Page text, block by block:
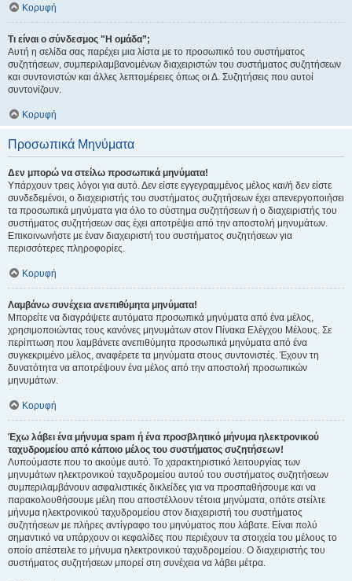
Κορυφή
Τι είναι ο σύνδεσμος "Η ομάδα”;
Αυτή η σελίδα σας παρέχει μια λίστα με το προσωπικό του συστήματος
συζητήσεων, συμπεριλαμβανομένων διαχειριστών του συστήματος συζητήσεων
και συντονιστών και άλλες λεπτομέρειες όπως οι Δ. Συζητήσεις που αυτοί
συντονίζουν.
Κορυφή
Προσωπικά Μηνύματα
Δεν μπορώ να στείλω προσωπικά μηνύματα!
Υπάρχουν τρεις λόγοι για αυτό. Δεν είστε εγγεγραμμένος μέλος και/ή δεν είστε
συνδεδεμένοι, ο διαχειριστής του συστήματος συζητήσεων έχει απενεργοποιήσει
τα προσωπικά μηνύματα για όλο το σύστημα συζητήσεων ή ο διαχειριστής του
συστήματος συζητήσεων σας έχει αποτρέψει από την αποστολή μηνυμάτων.
Επικοινωνήστε με έναν διαχειριστή του συστήματος συζητήσεων για
περισσότερες πληροφορίες.
Κορυφή
Λαμβάνω συνέχεια ανεπιθύμητα μηνύματα!
Μπορείτε να διαγράψετε αυτόματα προσωπικά μηνύματα από ένα μέλος,
χρησιμοποιώντας τους κανόνες μηνυμάτων στον Πίνακα Ελέγχου Μέλους. Σε
περίπτωση που λαμβάνετε ανεπιθύμητα προσωπικά μηνύματα από ένα
συγκεκριμένο μέλος, αναφέρετε τα μηνύματα στους συντονιστές. Έχουν τη
δυνατότητα να αποτρέψουν ένα μέλος από την αποστολή προσωπικών
μηνυμάτων.
Κορυφή
Έχω λάβει ένα μήνυμα spam ή ένα προσβλητικό μήνυμα ηλεκτρονικού
ταχυδρομείου από κάποιο μέλος του συστήματος συζητήσεων!
Λυπούμαστε που το ακούμε αυτό. Το χαρακτηριστικό λειτουργίας των
μηνυμάτων ηλεκτρονικού ταχυδρομείου αυτού του συστήματος συζητήσεων
συμπεριλαμβάνουν ασφαλιστικές δικλείδες για να προσπαθήσουμε και να
παρακολουθήσουμε μέλη που αποστέλλουν τέτοια μηνύματα, οπότε στείλτε
μήνυμα ηλεκτρονικού ταχυδρομείου στον διαχειριστή του συστήματος
συζητήσεων με πλήρες αντίγραφο του μηνύματος που λάβατε. Είναι πολύ
σημαντικό να υπάρχουν οι κεφαλίδες που περιέχουν τα στοιχεία του μέλους το
οποίο απέστειλε το μήνυμα ηλεκτρονικού ταχυδρομείου. Ο διαχειριστής του
συστήματος συζητήσεων μπορεί στη συνέχεια να λάβει μέτρα.